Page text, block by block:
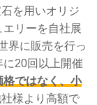
を用いオリジ
リーを自社展
界に販売を行っ
20回以上開催
格ではなく、小
様より高額で